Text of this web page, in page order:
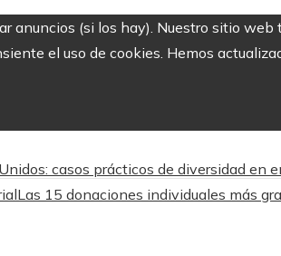
anuncios (si los hay). Nuestro sitio
el uso de cookies. Hemos
casos prácticos de diversidad en
Las 15 donaciones individuales más